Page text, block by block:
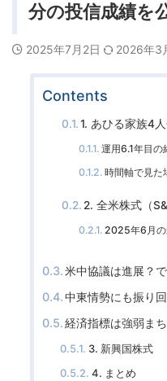
分の投信成績を
2025年7月2日 2026年3
Contents
1. あひる家族4
運用6.1年目の
時間軸で見た
2. 全米株式（
2025年6月の
米中協議は進展？
中東情勢にも振り
経済指標は強弱ま
3. 新興国株式
4. まとめ